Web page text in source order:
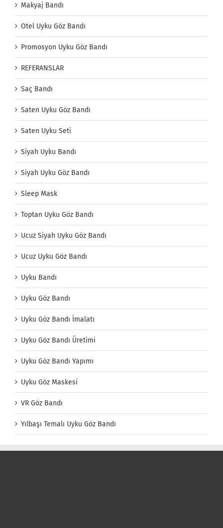
Makyaj Bandı
Otel Uyku Göz Bandı
Promosyon Uyku Göz Bandı
REFERANSLAR
Saç Bandı
Saten Uyku Göz Bandı
Saten Uyku Seti
Siyah Uyku Bandı
Siyah Uyku Göz Bandı
Sleep Mask
Toptan Uyku Göz Bandı
Ucuz Siyah Uyku Göz Bandı
Ucuz Uyku Göz Bandı
Uyku Bandı
Uyku Göz Bandı
Uyku Göz Bandı İmalatı
Uyku Göz Bandı Üretimi
Uyku Göz Bandı Yapımı
Uyku Göz Maskesi
VR Göz Bandı
Yılbaşı Temalı Uyku Göz Bandı